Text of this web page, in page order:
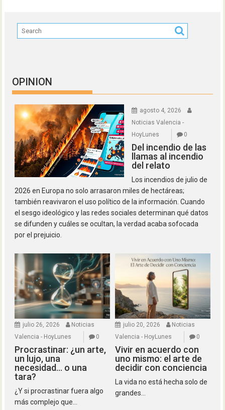
OPINION
agosto 4, 2026
Noticias Valencia -
HoyLunes
0
Del incendio de las
llamas al incendio
del relato
Los incendios de julio de
2026 en Europa no solo arrasaron miles de hectáreas;
también reavivaron el uso político de la información. Cuando
el sesgo ideológico y las redes sociales determinan qué datos
se difunden y cuáles se ocultan, la verdad acaba sofocada
por el prejuicio.
julio 26, 2026
Noticias
Valencia - HoyLunes
0
Procrastinar: ¿un arte,
un lujo, una
necesidad… o una
tara?
¿Y si procrastinar fuera algo
más complejo que...
julio 20, 2026
Noticias
Valencia - HoyLunes
0
Vivir en acuerdo con
uno mismo: el arte de
decidir con conciencia
La vida no está hecha solo de
grandes...